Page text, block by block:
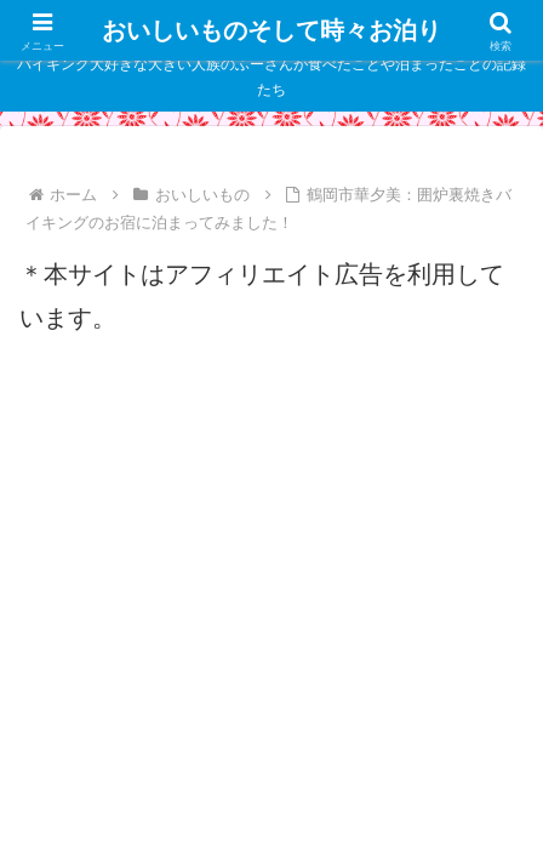
" />
バイキング大好きな大きい人族のふーさんが食べたことや泊まったことの記録
たち
ホーム おいしいもの
鶴岡市華夕美：囲炉裏焼きバ
イキングのお宿に泊まってみました！
＊本サイトはアフィリエイト広告を利用して
います。
メニュー
おいしいものそして時々お泊り
検索